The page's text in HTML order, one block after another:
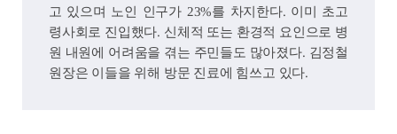
고 있으며 노인 인구가 23%를 차지한다. 이미 초고
령사회로 진입했다. 신체적 또는 환경적 요인으로 병
원 내원에 어려움을 겪는 주민들도 많아졌다. 김정철
원장은 이들을 위해 방문 진료에 힘쓰고 있다.